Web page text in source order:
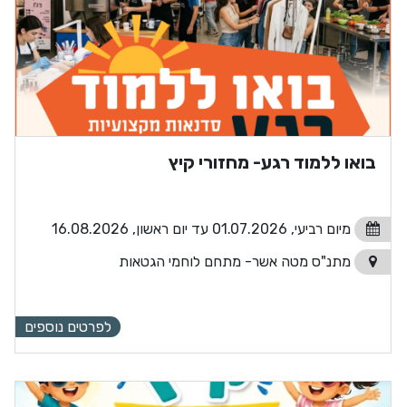
בואו ללמוד רגע- מחזורי קיץ
מיום רביעי, 01.07.2026 עד יום ראשון, 16.08.2026
מתנ"ס מטה אשר- מתחם לוחמי הגטאות
לפרטים נוספים